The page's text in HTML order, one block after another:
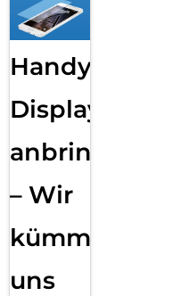
Handy
Displayfolie
anbringen
– Wir
kümmern
uns